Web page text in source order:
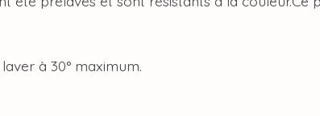
à 30° maximum.